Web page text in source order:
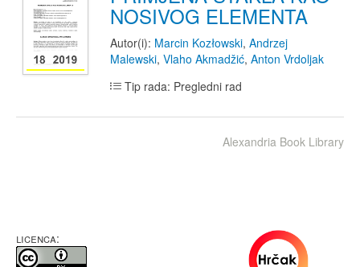
NOSIVOG ELEMENTA
Autor(i): Marcin Kozłowski, Andrzej
Malewski, Vlaho Akmadžić, Anton Vrdoljak
Tip rada: Pregledni rad
Alexandria Book Library
LICENCA: